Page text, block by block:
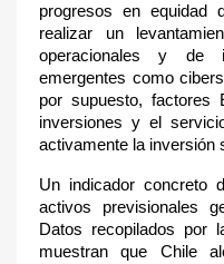
progresos en equidad
realizar un
operacionales y de
emergentes como
por supuesto, factores
inversiones y el
activamente la inversión
Un indicador concreto
activos previsionales
Datos recopilados por
muestran que Chile